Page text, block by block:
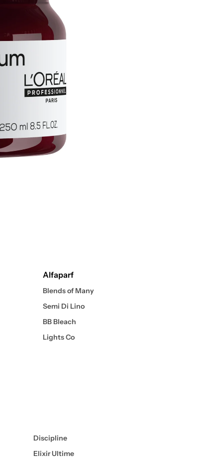
Alfaparf
Blends of Many
Semi Di Lino
BB Bleach
Lights Co
Discipline
Elixir Ultime